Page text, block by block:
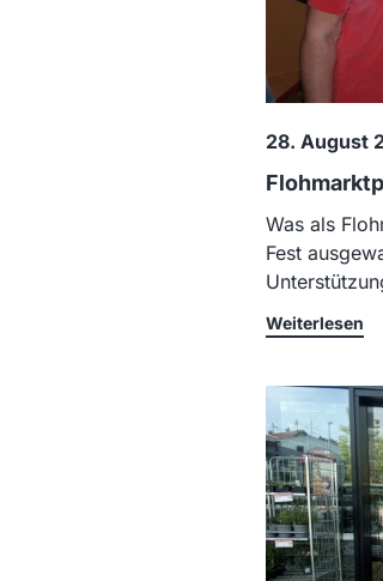
28. August
Was als
Fest
Weiterlesen